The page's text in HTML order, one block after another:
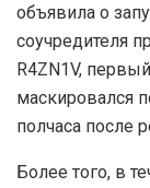
объявила о
соучредителя
R4ZN1V,
маскировался
полчаса после
Более того, в